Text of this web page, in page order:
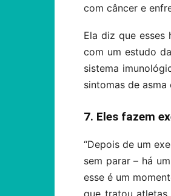
com câncer e
Ela diz que
com um estudo
sistema
sintomas de
7. Eles fazem
“Depois de um
sem parar – há
esse é um
que tratou atletas